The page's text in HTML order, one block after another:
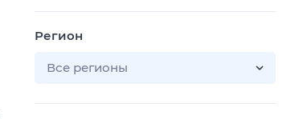
Регион
Все регионы